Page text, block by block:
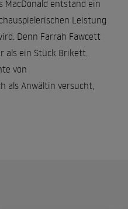
MacDonald entstand ein
Leistung
Denn Farrah Fawcett
als ein Stück Brikett.
von
als Anwältin versucht,